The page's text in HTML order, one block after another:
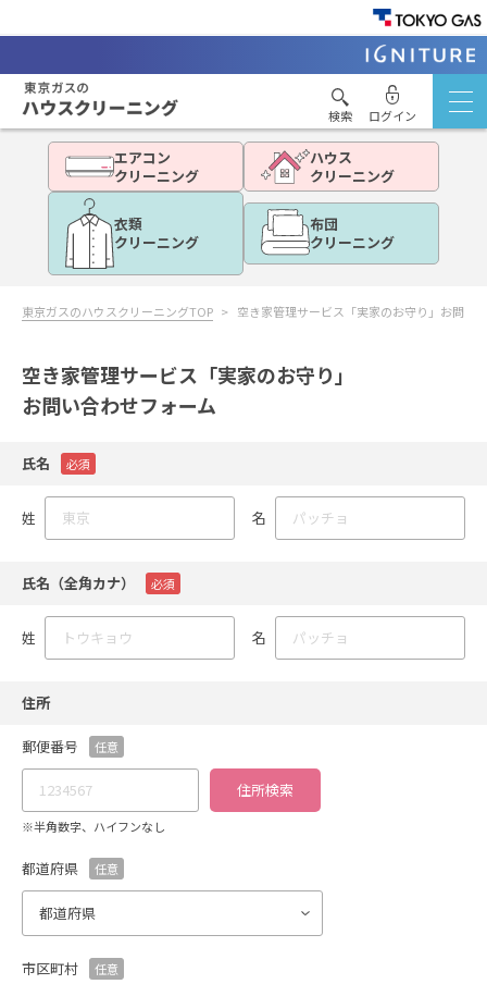
検索 ログイン
エアコン
クリーニング
ハウス
クリーニング
衣類
クリーニング
布団
クリーニング
東京ガスのハウスクリーニングTOP 空き家管理サービス「実家のお守り」お問い
空き家管理サービス「実家のお守り」
お問い合わせフォーム
氏名 必須
姓 名
氏名（全角カナ） 必須
姓 名
住所
郵便番号 任意
住所検索
※半角数字、ハイフンなし
都道府県 任意
市区町村 任意